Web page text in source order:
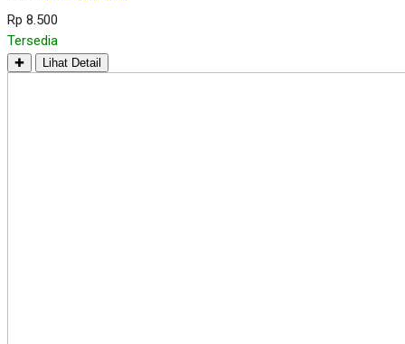
Rp 8.500
Tersedia
✚ Lihat Detail